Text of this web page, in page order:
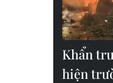
Khẩn
hiện